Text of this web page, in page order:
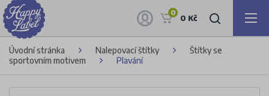
0
0 Kč
Úvodní stránka Nalepovací štítky
Štítky se
sportovním motivem
Plavání